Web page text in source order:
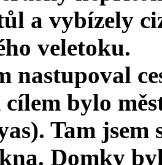
a vybízely
veletoku.
nastupoval
bylo
Tam
Domky